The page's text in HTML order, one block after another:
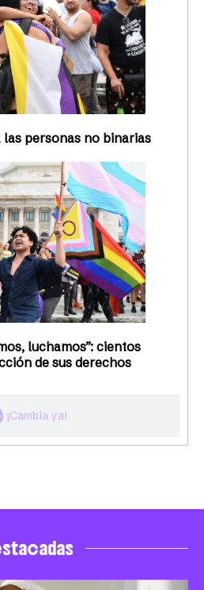
¡Cambia ya!
personas no binarias
luchamos”: cientos
de sus derechos